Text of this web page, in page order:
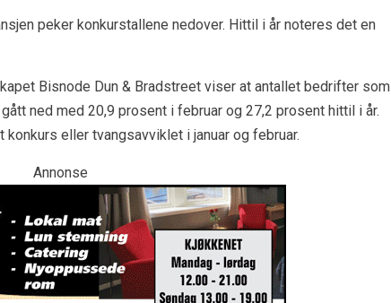
peker konkurstallene nedover. Hittil i år noteres det en
Bisnode Dun & Bradstreet viser at antallet bedrifter som
ned med 20,9 prosent i februar og 27,2 prosent hittil i år.
eller tvangsavviklet i januar og februar.
Annonse